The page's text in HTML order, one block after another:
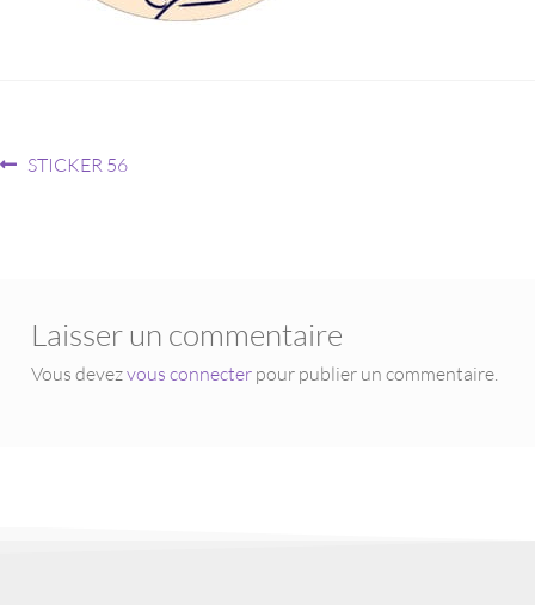
STICKER 56
Laisser un commentaire
Vous devezvous connecterpour publier un commentaire.